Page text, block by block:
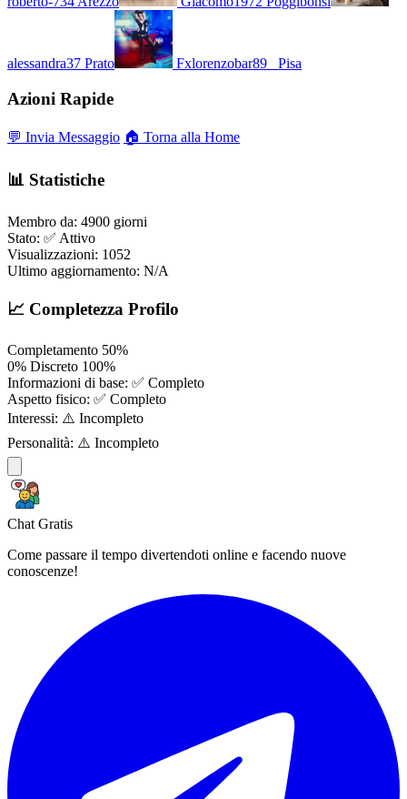
alessandra37 Prato Fxlorenzobar89_ Pisa
Azioni Rapide
💬 Invia Messaggio 🏠 Torna alla Home
📊 Statistiche
Membro da: 4900 giorni
Stato: ✅ Attivo
Visualizzazioni: 1052
Ultimo aggiornamento: N/A
📈 Completezza Profilo
Completamento 50%
0% Discreto 100%
Informazioni di base: ✅ Completo
Aspetto fisico: ✅ Completo
Interessi: ⚠️ Incompleto
Personalità: ⚠️ Incompleto
Chat Gratis
Come passare il tempo divertendoti online e facendo nuove
conoscenze!